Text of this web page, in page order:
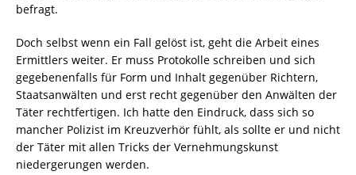
befragt.
Doch selbst wenn ein Fall gelöst ist, geht die Arbeit eines
Ermittlers weiter. Er muss Protokolle schreiben und sich
gegebenenfalls für Form und Inhalt gegenüber Richtern,
Staatsanwälten und erst recht gegenüber den Anwälten der
Täter rechtfertigen. Ich hatte den Eindruck, dass sich so
mancher Polizist im Kreuzverhör fühlt, als sollte er und nicht
der Täter mit allen Tricks der Vernehmungskunst
niedergerungen werden.